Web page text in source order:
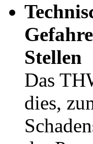
Stellen
Das
dies,